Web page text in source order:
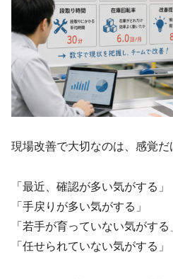
現場改善で大切なのは、感覚だ
「最近、確認が多い気がする」
「手戻りが多い気がする」
「若手が育っていない気がする
「任せられていない気がする」